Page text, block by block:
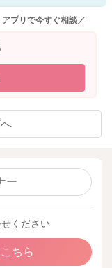
プリで今すぐ相談／
へ
ー
ください
ちら